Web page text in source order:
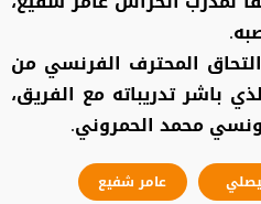
المحترف الفرنسي من
باشر تدريباته مع الفريق،
محمد الحمروني.
عامر شفيع